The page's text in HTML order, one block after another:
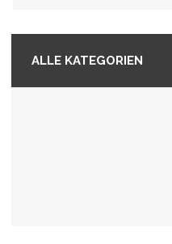
ALLE KATEGORIEN